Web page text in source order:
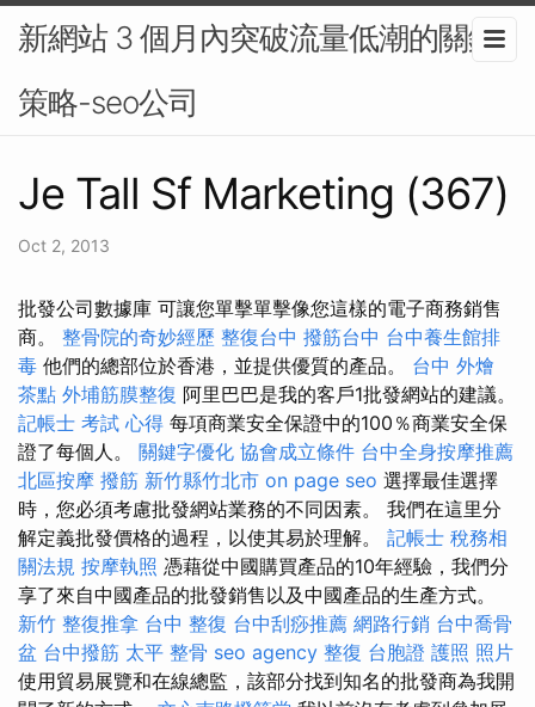
新網站 3 個月內突破流量低潮的關鍵
策略-seo公司
Je Tall Sf Marketing (367)
Oct 2, 2013
批發公司數據庫 可讓您單擊單擊像您這樣的電子商務銷售
商。 整骨院的奇妙經歷 整復台中 撥筋台中 台中養生館排
毒 他們的總部位於香港，並提供優質的產品。 台中 外燴
茶點 外埔筋膜整復 阿里巴巴是我的客戶1批發網站的建議。
記帳士 考試 心得 每項商業安全保證中的100％商業安全保
證了每個人。 關鍵字優化 協會成立條件 台中全身按摩推薦
北區按摩 撥筋 新竹縣竹北市 on page seo 選擇最佳選擇
時，您必須考慮批發網站業務的不同因素。 我們在這里分
解定義批發價格的過程，以使其易於理解。 記帳士 稅務相
關法規 按摩執照 憑藉從中國購買產品的10年經驗，我們分
享了來自中國產品的批發銷售以及中國產品的生產方式。
新竹 整復推拿 台中 整復 台中刮痧推薦 網路行銷 台中喬骨
盆 台中撥筋 太平 整骨 seo agency 整復 台胞證 護照 照片
使用貿易展覽和在線總監，該部分找到知名的批發商為我開